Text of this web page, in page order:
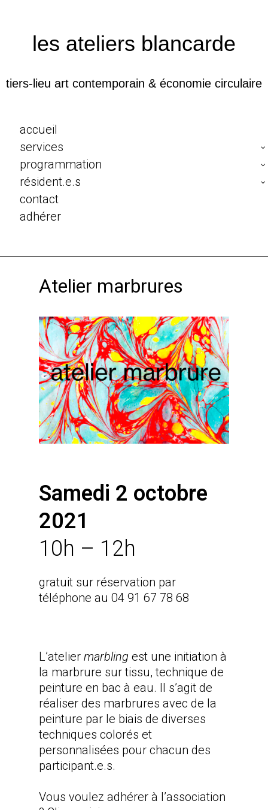
les ateliers blancarde
tiers-lieu art contemporain & économie circulaire
accueil
services
programmation
résident.e.s
contact
adhérer
Atelier marbrures
Samedi 2 octobre
2021
10h – 12h
gratuit sur réservation par
téléphone au 04 91 67 78 68
L’atelier marbling est une initiation à
la marbrure sur tissu, technique de
peinture en bac à eau. Il s’agit de
réaliser des marbrures avec de la
peinture par le biais de diverses
techniques colorés et
personnalisées pour chacun des
participant.e.s.
Vous voulez adhérer à l’association